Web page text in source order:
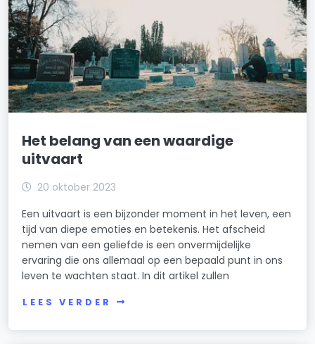
Het belang van een waardige
uitvaart
20 oktober 2023
Een uitvaart is een bijzonder moment in het leven, een
tijd van diepe emoties en betekenis. Het afscheid
nemen van een geliefde is een onvermijdelijke
ervaring die ons allemaal op een bepaald punt in ons
leven te wachten staat. In dit artikel zullen
LEES VERDER